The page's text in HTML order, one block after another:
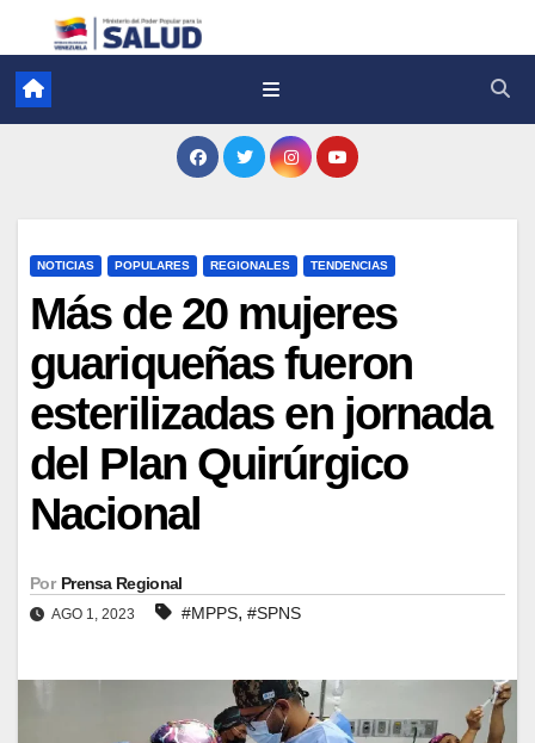
NOTICIAS POPULARES REGIONALES TENDENCIAS
Más de 20 mujeres
guariqueñas fueron
esterilizadas en jornada
del Plan Quirúrgico
Nacional
Por Prensa Regional
AGO 1, 2023 #MPPS, #SPNS